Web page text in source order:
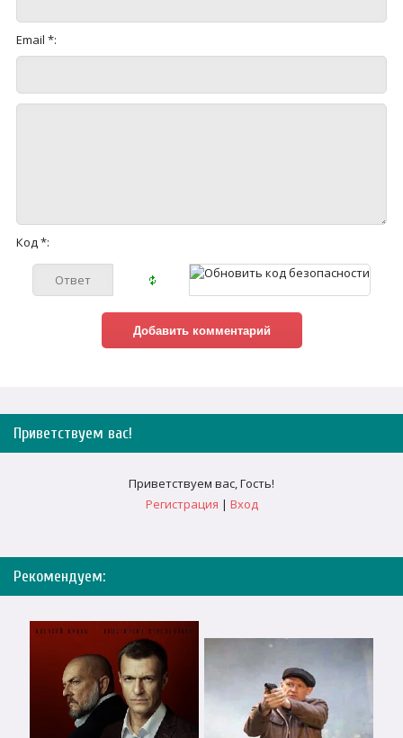
Email *:
Код *:
Приветствуем вас!
Приветствуем вас,Гость!
Регистрация | Вход
Рекомендуем: